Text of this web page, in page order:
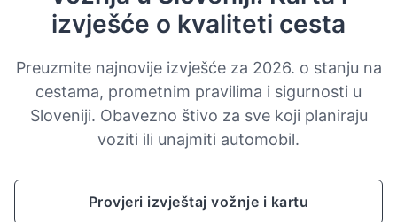
izvješće o kvaliteti cesta
Preuzmite najnovije izvješće za 2026. o stanju na
cestama, prometnim pravilima i sigurnosti u
Sloveniji. Obavezno štivo za sve koji planiraju
voziti ili unajmiti automobil.
Provjeri izvještaj vožnje i kartu